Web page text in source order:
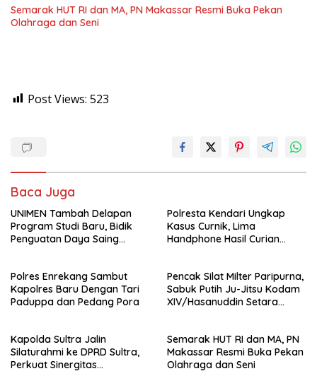
Semarak HUT RI dan MA, PN Makassar Resmi Buka Pekan
Olahraga dan Seni
Post Views: 523
Baca Juga
UNIMEN Tambah Delapan
Program Studi Baru, Bidik
Penguatan Daya Saing
Polresta Kendari Ungkap
Kasus Curnik, Lima
Handphone Hasil Curian
Polres Enrekang Sambut
Kapolres Baru Dengan Tari
Paduppa dan Pedang Pora
Pencak Silat Milter Paripurna,
Sabuk Putih Ju-Jitsu Kodam
XIV/Hasanuddin Setara
Kapolda Sultra Jalin
Silaturahmi ke DPRD Sultra,
Perkuat Sinergitas
Semarak HUT RI dan MA, PN
Makassar Resmi Buka Pekan
Olahraga dan Seni